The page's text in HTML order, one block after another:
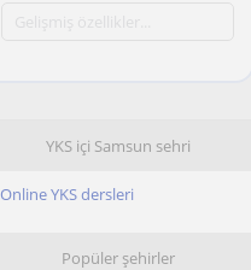
YKS içi Samsun sehri
Online YKS dersleri
Popüler şehirler